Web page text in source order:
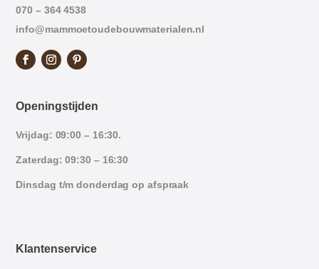
070 – 364 4538
info@mammoetoudebouwmaterialen.nl
Openingstijden
Vrijdag: 09:00 – 16:30.
Zaterdag: 09:30 – 16:30
Dinsdag t/m donderdag op afspraak
Klantenservice